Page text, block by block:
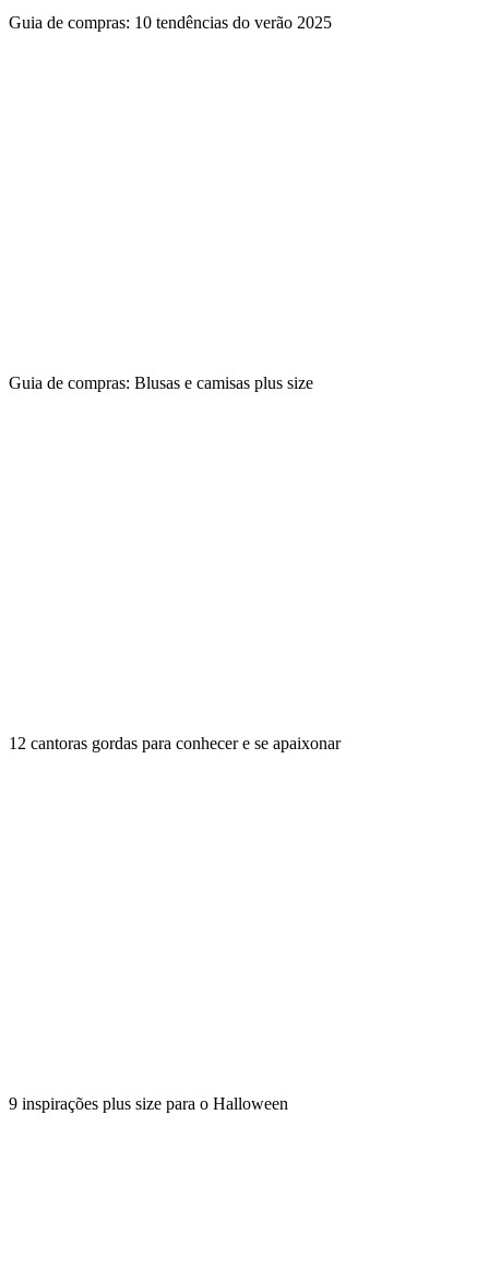
Guia de compras: 10 tendências do verão 2025
Guia de compras: Blusas e camisas plus size
12 cantoras gordas para conhecer e se apaixonar
9 inspirações plus size para o Halloween